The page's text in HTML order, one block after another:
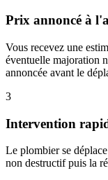
Prix annoncé à
Vous recevez une
éventuelle majoration
annoncée avant le
3
Intervention
Le plombier se
non destructif puis la